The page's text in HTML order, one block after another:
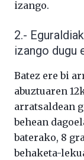
izango.
2.-
izango dugu
Batez ere bi
abuztuaren
arratsaldean
behean
baterako, 8
behaketa-